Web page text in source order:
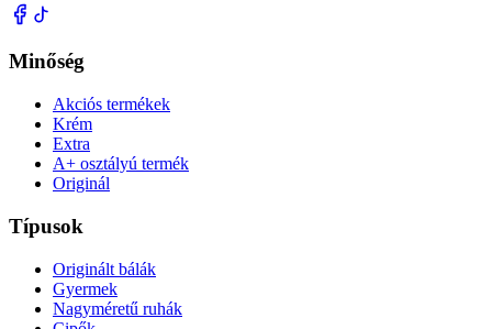
Minőség
Akciós termékek
Krém
Extra
A+ osztályú termék
Originál
Típusok
Originált bálák
Gyermek
Nagyméretű ruhák